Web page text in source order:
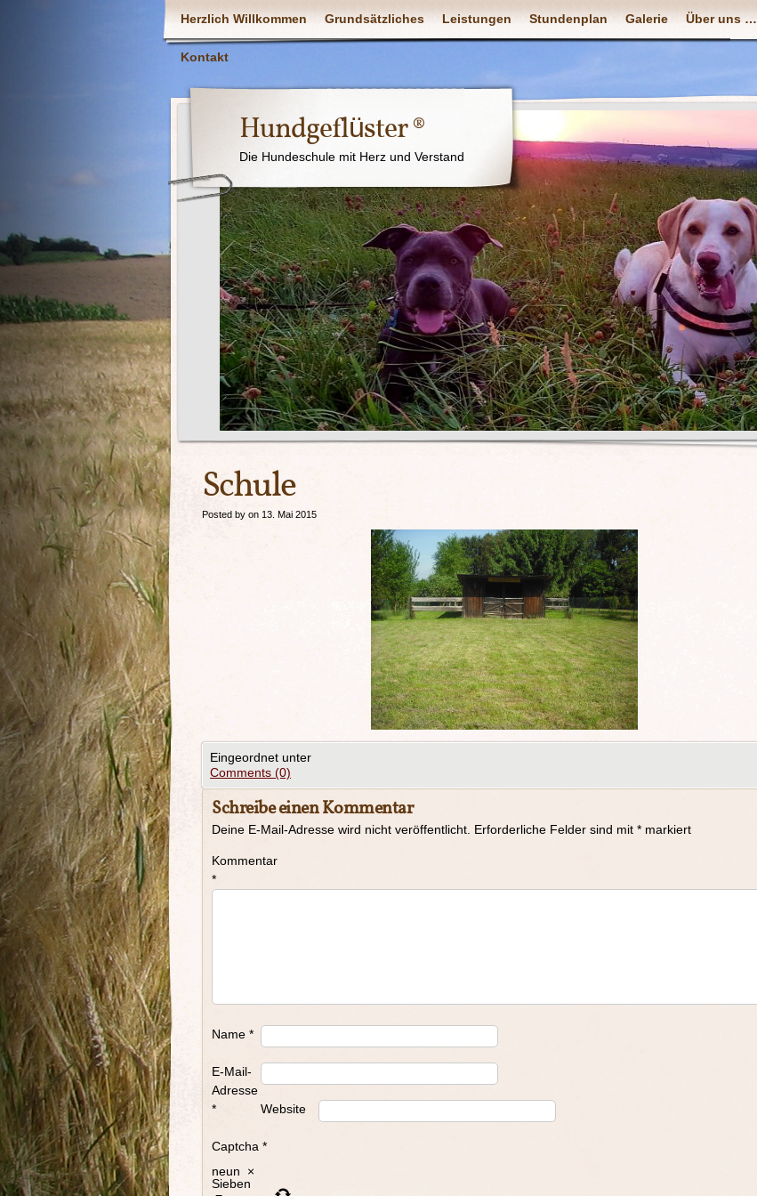
Herzlich Willkommen Grundsätzliches Leistungen Stundenplan Galerie Über uns …
Kontakt
Hundgeflüster ®
Die Hundeschule mit Herz und Verstand
Schule
Posted by on 13. Mai 2015
Eingeordnet unter
Comments (0)
Schreibe einen Kommentar
Deine E-Mail-Adresse wird nicht veröffentlicht. Erforderliche Felder sind mit * markiert
Kommentar
*
Name *
E-Mail-
Adresse
*
Website
Captcha *
neun
×
Sieben